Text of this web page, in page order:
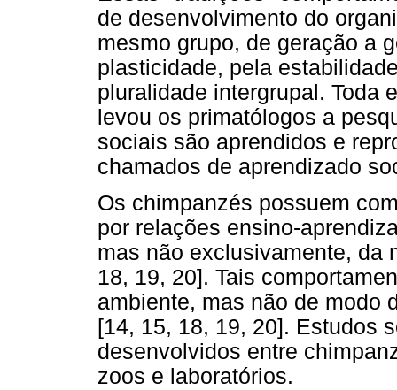
de desenvolvimento do
mesmo grupo, de geração a
plasticidade, pela
pluralidade intergrupal. Toda
levou os primatólogos a
sociais são aprendidos e
chamados de aprendizado
Os chimpanzés possuem
por relações ensino-
mas não exclusivamente, da
18, 19, 20]. Tais
ambiente, mas não de modo
[14, 15, 18, 19, 20]. Estudos
desenvolvidos entre
zoos e laboratórios.